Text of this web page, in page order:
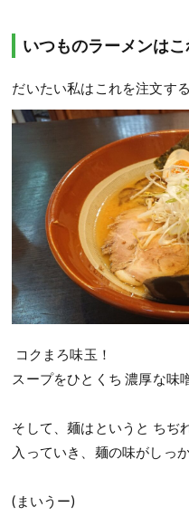
いつものラーメンはこ
だいたい私はこれを注文する
コクまろ味玉！
スープをひとくち 濃厚な味
そして、麺はというと ちぢ
入っていき、麺の味がしっ
(まいうー)